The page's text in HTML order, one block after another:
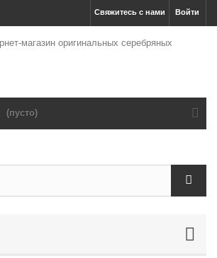
Войти
Свяжитесь с нами
(пусто)